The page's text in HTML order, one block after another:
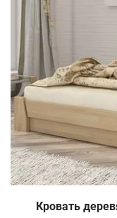
Кровать